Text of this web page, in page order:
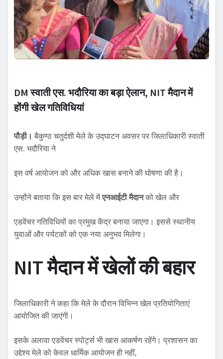
DM स्वाती एस. भदौरिया का बड़ा ऐलान, NIT मैदान में
होंगी खेल गतिविधियां
पौड़ी। बैकुण्ठ चतुर्दशी मेले के उद्घाटन अवसर पर जिलाधिकारी स्वाती
एस. भदौरिया ने
इस वर्ष आयोजन को और अधिक खास बनाने की घोषणा की है।
उन्होंने बताया कि इस बार मेले मेंएनआईटी मैदानको खेल और
एडवेंचर गतिविधियों का प्रमुख केंद्र बनाया जाएगा। इससे स्थानीय
युवाओं और पर्यटकों को एक नया अनुभव मिलेगा।
NIT मैदान में खेलों की बहार
जिलाधिकारी ने कहा कि मेले के दौरान विभिन्न खेल प्रतियोगिताएं
आयोजित की जाएंगी।
इसके अलावा एडवेंचर स्पोर्ट्स भी खास आकर्षण रहेंगे। प्रशासन का
उद्देश्य मेले को केवल धार्मिक आयोजन ही नहीं,